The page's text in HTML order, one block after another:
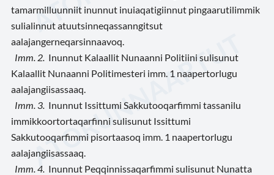
tamarmilluunniit inunnut inuiaqatigiinnut pingaarutilimmik
sulialinnut atuutsinneqassanngitsut
aalajangerneqarsinnaavoq.
Imm. 2. Inunnut Kalaallit Nunaanni Politiini sulisunut
Kalaallit Nunaanni Politimesteri imm. 1 naapertorlugu
aalajangiisassaaq.
Imm. 3. Inunnut Issittumi Sakkutooqarfimmi tassanilu
immikkoortortaqarfinni sulisunut Issittumi
Sakkutooqarfimmi pisortaasoq imm. 1 naapertorlugu
aalajangiisassaaq.
Imm. 4. Inunnut Peqqinnissaqarfimmi sulisunut Nunatta